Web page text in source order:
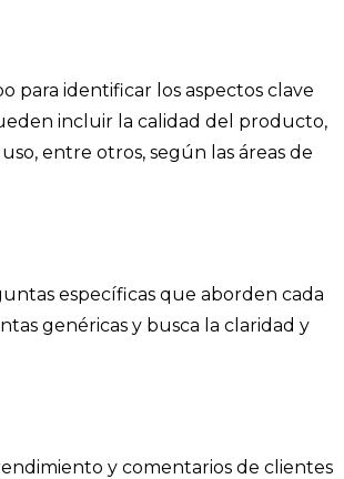
para identificar los aspectos clave
incluir la calidad del producto,
entre otros, según las áreas de
específicas que aborden cada
genéricas y busca la claridad y
y comentarios de clientes